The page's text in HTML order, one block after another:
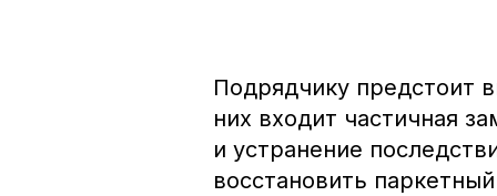
Подрядчику предстоит
них входит частичная
и устранение
восстановить